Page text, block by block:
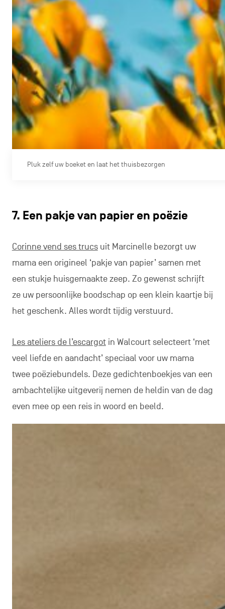
Pluk zelf uw boeket en laat het thuisbezorgen
7. Een pakje van papier en poëzie
Corinne vend ses trucsuit Marcinelle bezorgt uw
mama een origineel ‘pakje van papier’ samen met
een stukje huisgemaakte zeep. Zo gewenst schrijft
ze uw persoonlijke boodschap op een klein kaartje bij
het geschenk. Alles wordt tijdig verstuurd.
Les ateliers de l’escargotin Walcourt selecteert ‘met
veel liefde en aandacht’ speciaal voor uw mama
twee poëziebundels. Deze gedichtenboekjes van een
ambachtelijke uitgeverij nemen de heldin van de dag
even mee op een reis in woord en beeld.